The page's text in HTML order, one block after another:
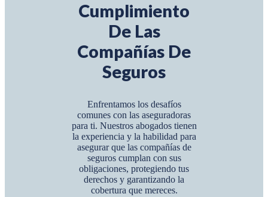
Cumplimiento
De Las
Compañías De
Seguros
Enfrentamos los desafíos
comunes con las aseguradoras
para ti. Nuestros abogados tienen
la experiencia y la habilidad para
asegurar que las compañías de
seguros cumplan con sus
obligaciones, protegiendo tus
derechos y garantizando la
cobertura que mereces.